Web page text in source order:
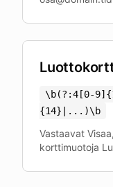
\b(?:4[0-9] {
{14} |...)\b
Vastaavat
korttimuotoja